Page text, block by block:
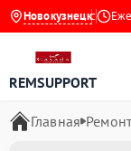
Новокузнецк
4.9 на Яндекс
REMSUPPORT
Главная